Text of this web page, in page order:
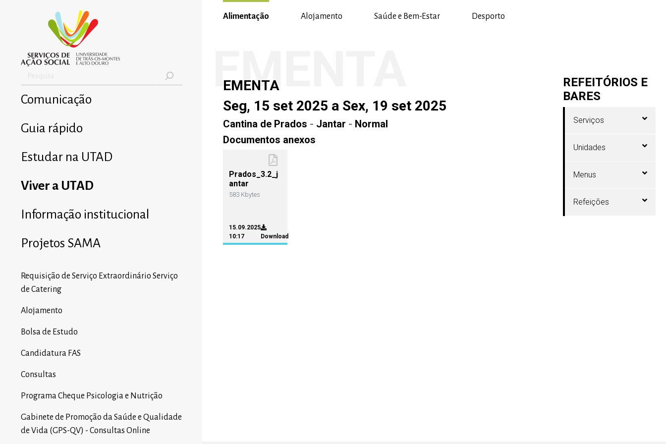
Comunicação
Guia rápido
Estudar na UTAD
Viver a UTAD
Informação institucional
Projetos SAMA
Requisição de Serviço Extraordinário Serviço
de Catering
Alojamento
Bolsa de Estudo
Candidatura FAS
Consultas
Programa Cheque Psicologia e Nutrição
Gabinete de Promoção da Saúde e Qualidade
de Vida (GPS-QV) - Consultas Online
Alimentação Alojamento Saúde e Bem-Estar Desporto
EMENTA
EMENTA
Seg, 15 set 2025 a Sex, 19 set 2025
Cantina de Prados - Jantar - Normal
Documentos anexos
Prados_3.2_j
antar
583 Kbytes
15.09.2025
10:17
Download
REFEITÓRIOS E
BARES
Serviços
Unidades
Menus
Refeições